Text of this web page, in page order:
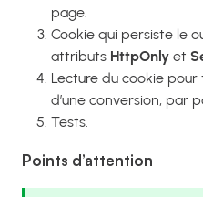
page.
Cookie qui persiste le
attributs HttpOnly et
Lecture du cookie
d’une conversion, par
Tests.
Points d’attention